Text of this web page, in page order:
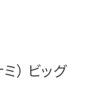
） ビッグ